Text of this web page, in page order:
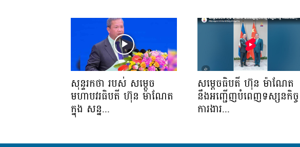
សុន្ទរកថា របស់ សម្ដេច
មហាបវរធិបតី ហ៊ុន ម៉ាណែត
ក្នុង សន្ន...
សម្តេចធិបតី ហ៊ុន ម៉ាណែត
នឹងអញ្ជើញបំពេញទស្សនកិច្ច
ការងារ...